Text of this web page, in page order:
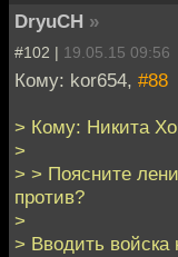
DryuCH »
#102 | 19.05.15 09:56
Кому: kor654, #88
> Кому: Никита
>
> > Поясните
против?
>
> Вводить войска